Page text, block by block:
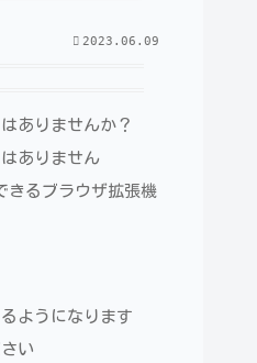
2023.06.09
ありませんか？
ありません
きるブラウザ拡張機
ようになります
い